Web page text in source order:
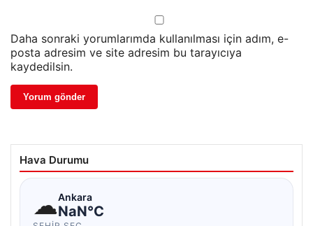
Daha sonraki yorumlarımda kullanılması için adım, e-
posta adresim ve site adresim bu tarayıcıya
kaydedilsin.
Hava Durumu
☁Ankara
NaN°C